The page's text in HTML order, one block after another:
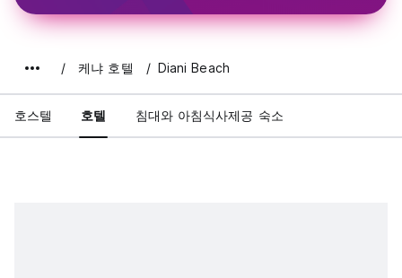
케냐 호텔 Diani Beach
호스텔 호텔 침대와 아침식사제공 숙소